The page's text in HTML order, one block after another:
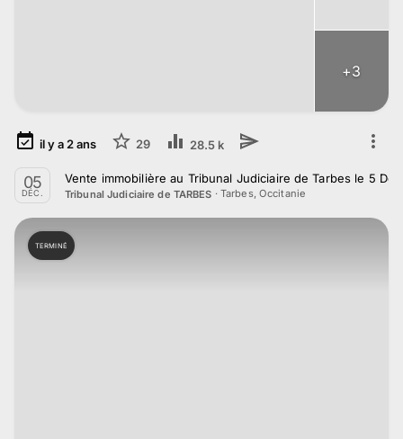
+3
il y a2ans 29 28.5 k
05
DÉC.
Vente immobilière au Tribunal Judiciaire de Tarbes le 5
Tribunal Judiciaire de TARBES · Tarbes, Occitanie
TERMINÉ